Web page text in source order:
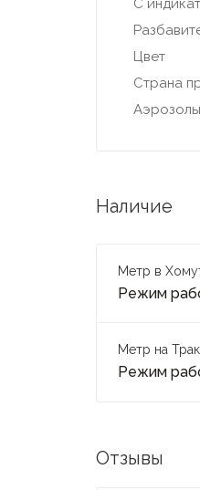
С
Цвет
Страна
Наличие
Метр в
Режим
Метр на
Режим
Отзывы